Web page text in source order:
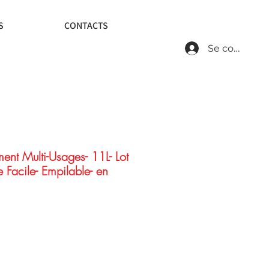
CONTACTS
Se
Multi-Usages- 11L- Lot
Facile- Empilable- en